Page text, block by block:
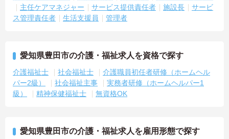
主任ケアマネジャー
サービス提供責任者 施設長
サービ
ス管理責任者
生活支援員 管理者
愛知県豊田市の介護・福祉求人を資格で探す
介護福祉士 社会福祉士
介護職員初任者研修（ホームヘル
パー2級）
社会福祉主事
実務者研修（ホームヘルパー1
級）
精神保健福祉士 無資格OK
愛知県豊田市の介護・福祉求人を雇用形態で探す